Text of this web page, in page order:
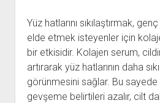
Yüz hatlarını sıkılaştırmak,
elde etmek isteyenler için
bir etkisidir. Kolajen serum,
artırarak yüz hatlarının daha
görünmesini sağlar. Bu
gevşeme belirtileri azalır, cilt